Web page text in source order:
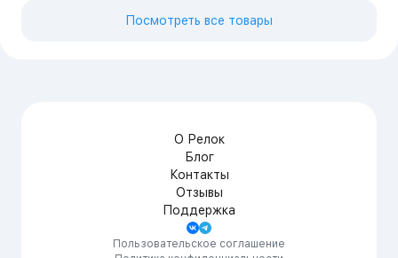
Посмотреть все товары
О Релок
Блог
Контакты
Отзывы
Поддержка
Пользовательское соглашение